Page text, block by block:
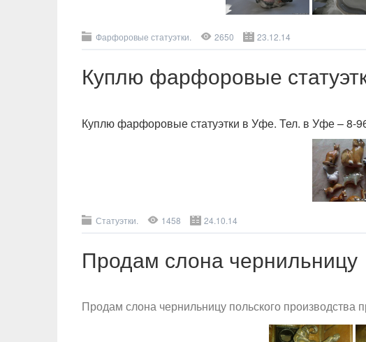
Фарфоровые статуэтки. 2650 23.12.14
Куплю фарфоровые
Куплю фарфоровые статуэтки в Уфе. Тел. в Уфе – 8-
Статуэтки. 1458 24.10.14
Продам слона чернильницу
Продам слона чернильницу польского производства